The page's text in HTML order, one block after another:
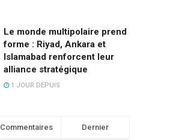
Le monde multipolaire prend
forme : Riyad, Ankara et
Islamabad renforcent leur
alliance stratégique
1 JOUR DEPUIS
Commentaires Dernier